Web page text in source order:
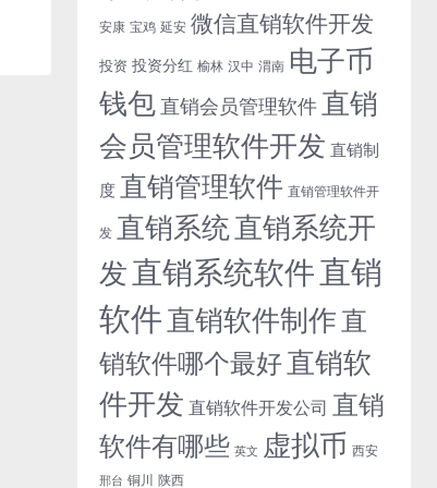
安康 宝鸡 延安 微信直销软件开发
投资 投资分红 榆林 汉中 渭南 电子币
钱包 直销会员管理软件 直销
会员管理软件开发 直销制
度 直销管理软件 直销管理软件开
发 直销系统直销系统开
发直销系统软件直销
软件直销软件制作直
销软件哪个最好直销软
件开发 直销软件开发公司 直销
软件有哪些 英文 虚拟币 西安
邢台 铜川 陕西